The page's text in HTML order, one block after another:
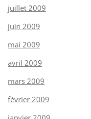
juillet 2009
juin 2009
mai 2009
avril 2009
mars 2009
février 2009